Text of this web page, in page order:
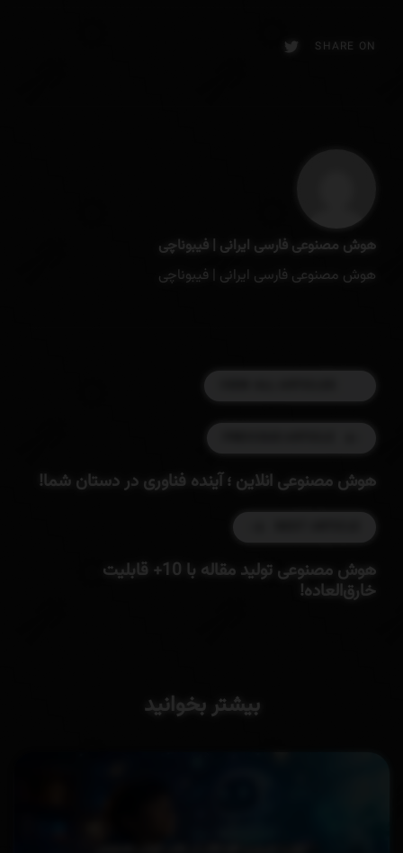
SHARE ON
هوش مصنوعی فارسی ایرانی | فیبوناچی
هوش مصنوعی فارسی ایرانی | فیبوناچی
هوش مصنوعی انلاین ؛ آینده فناوری در دستان شما!
هوش مصنوعی تولید مقاله با 10+ قابلیت
خارق‌العاده!
بیشتر بخوانید